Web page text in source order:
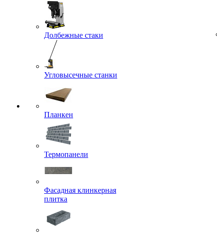
Долбежные стаки
Угловысечные станки
Планкен
Термопанели
Фасадная клинкерная
плитка